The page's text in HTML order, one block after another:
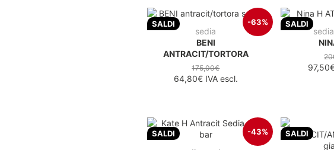
SALDI -63%
sedia
BENI
ANTRACIT/TORTORA
175,00€
64,80€IVA escl.
SALDI
SALDI -43% SALDI